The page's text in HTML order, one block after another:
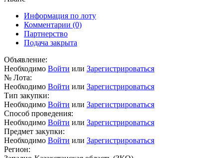
Информация по лоту
Комментарии (0)
Партнерство
Подача закрыта
Объявление:
Необходимо Войти или Зарегистрироваться
№ Лота:
Необходимо Войти или Зарегистрироваться
Тип закупки:
Необходимо Войти или Зарегистрироваться
Способ проведения:
Необходимо Войти или Зарегистрироваться
Предмет закупки:
Необходимо Войти или Зарегистрироваться
Регион: